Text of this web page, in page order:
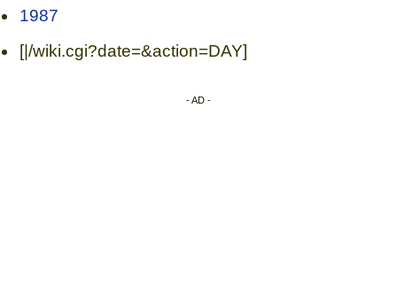
1987
[|/wiki.cgi?date=&action=DAY]
- AD -